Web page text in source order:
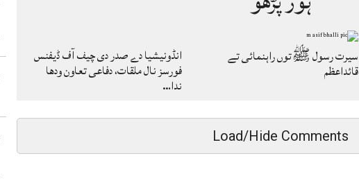
انڈونیشیا دے صدر دی چیف آف ڈیفنس
فورسز نال ملقات، دفاعی تعاون ودھا
ندا…
سیرت رسول ﷺتوں راہنمائی تے
قائداعظم
Load/Hide Comments